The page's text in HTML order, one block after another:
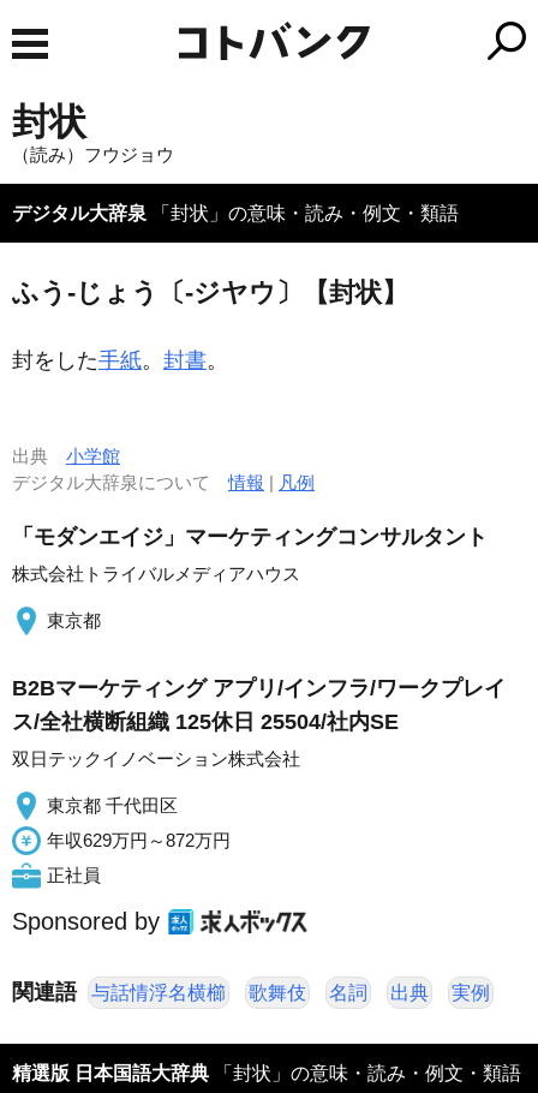
封状
（読み）フウジョウ
デジタル大辞泉 「封状」の意味・読み・例文・類語
ふう‐じょう〔‐ジヤウ〕【封状】
封をした手紙。 封書。
出典 小学館
デジタル大辞泉について情報 | 凡例
「モダンエイジ」マーケティングコンサルタント
株式会社トライバルメディアハウス
東京都
B2Bマーケティング アプリ/インフラ/ワークプレイ
ス/全社横断組織 125休日 25504/社内SE
双日テックイノベーション株式会社
東京都 千代田区
年収629万円～872万円
正社員
Sponsored by
関連語 与話情浮名横櫛 歌舞伎 名詞 出典 実例
精選版 日本国語大辞典 「封状」の意味・読み・例文・類語